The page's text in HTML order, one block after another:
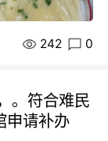
242 0
。符合难民
申请补办